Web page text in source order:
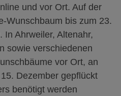
und vor Ort. Auf der
Wunschbaum bis zum 23.
In Ahrweiler, Altenahr,
sowie verschiedenen
vor Ort, an
Dezember gepflückt
benötigt werden